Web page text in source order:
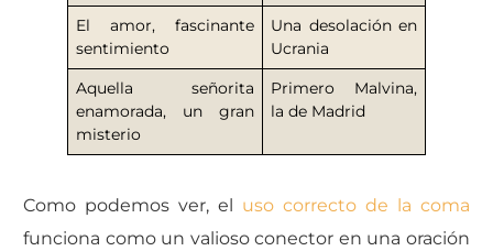
El amor, fascinante
sentimiento
Una desolación en
Ucrania
Aquella señorita
enamorada, un gran
misterio
Primero Malvina,
la de Madrid
Como podemos ver, el uso correcto de la coma
funciona como un valioso conector en una oración